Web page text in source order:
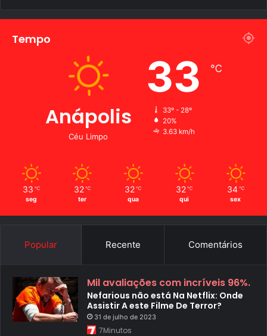
Tempo
Anápolis
Céu Limpo
33 ℃
33º - 28º
20%
3.63 km/h
33 ℃
seg
32 ℃
ter
32 ℃
qua
32 ℃
qui
34 ℃
sex
Popular Recente Comentários
Mil avaliações com incríveis 96%.
Nefarious não está Na Netflix: Onde
Assistir A este Filme De Terror?
31 de julho de 2023
7Minutos